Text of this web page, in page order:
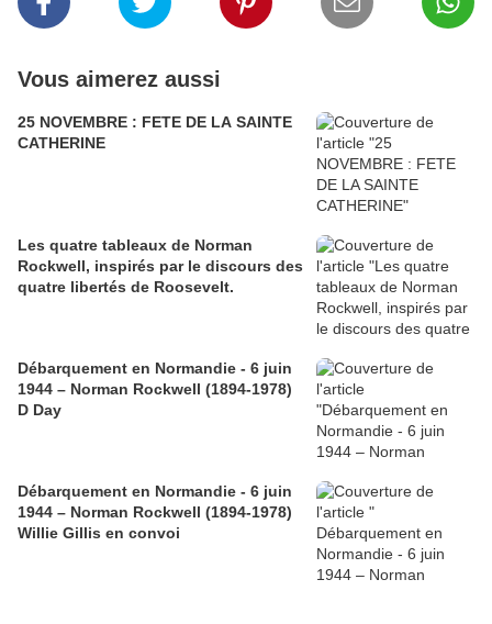
Vous aimerez aussi
25 NOVEMBRE : FETE DE LA SAINTE
CATHERINE
Les quatre tableaux de Norman
Rockwell, inspirés par le discours des
quatre libertés de Roosevelt.
Débarquement en Normandie - 6 juin
1944 – Norman Rockwell (1894-1978)
D Day
Débarquement en Normandie - 6 juin
1944 – Norman Rockwell (1894-1978)
Willie Gillis en convoi